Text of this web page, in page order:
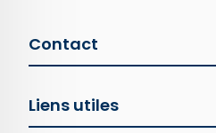
Contact
Liens utiles